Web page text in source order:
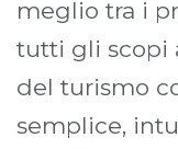
meglio tra i
tutti gli scopi
del turismo
semplice,